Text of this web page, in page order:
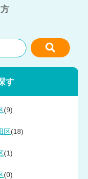
す
(9)
区 (18)
(1)
(0)